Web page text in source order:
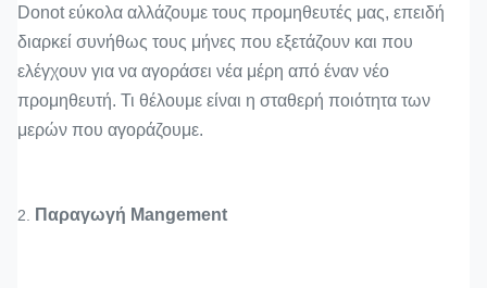
Donot εύκολα αλλάζουμε τους προμηθευτές μας, επειδή
διαρκεί συνήθως τους μήνες που εξετάζουν και που
ελέγχουν για να αγοράσει νέα μέρη από έναν νέο
προμηθευτή. Τι θέλουμε είναι η σταθερή ποιότητα των
μερών που αγοράζουμε.
2. Παραγωγή Mangement